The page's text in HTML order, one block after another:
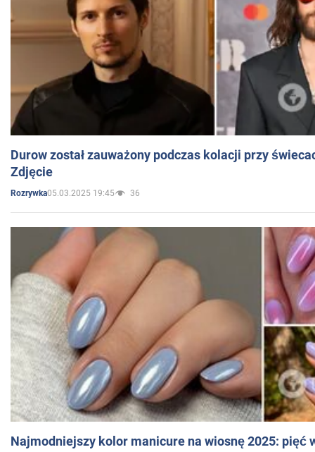
Durow został zauważony podczas kolacji przy
Zdjęcie
Rozrywka05.03.2025 19:45 36
Najmodniejszy kolor manicure na wiosnę 2025: pięć